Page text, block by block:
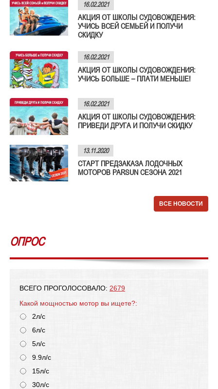
16.02.2021
АКЦИЯ ОТ ШКОЛЫ СУДОВОЖДЕНИЯ:
УЧИСЬ ВСЕЙ СЕМЬЕЙ И ПОЛУЧИ
СКИДКУ
16.02.2021
АКЦИЯ ОТ ШКОЛЫ СУДОВОЖДЕНИЯ:
УЧИСЬ БОЛЬШЕ – ПЛАТИ МЕНЬШЕ!
16.02.2021
АКЦИЯ ОТ ШКОЛЫ СУДОВОЖДЕНИЯ:
ПРИВЕДИ ДРУГА И ПОЛУЧИ СКИДКУ
13.11.2020
СТАРТ ПРЕДЗАКАЗА ЛОДОЧНЫХ
МОТОРОВ PARSUN СЕЗОНА 2021
ВСЕ НОВОСТИ
ОПРОС
ВСЕГО ПРОГОЛОСОВАЛО: 2679
Какой мощностью мотор вы ищете?:
2л/с
6л/с
5л/с
9.9л/с
15л/с
30л/с